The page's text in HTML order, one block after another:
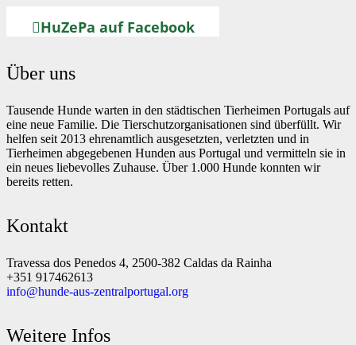
HuZePa auf Facebook
Über uns
Tausende Hunde warten in den städtischen Tierheimen Portugals auf
eine neue Familie. Die Tierschutzorganisationen sind überfüllt. Wir
helfen seit 2013 ehrenamtlich ausgesetzten, verletzten und in
Tierheimen abgegebenen Hunden aus Portugal und vermitteln sie in
ein neues liebevolles Zuhause. Über 1.000 Hunde konnten wir
bereits retten.
Kontakt
Travessa dos Penedos 4, 2500-382 Caldas da Rainha
+351 917462613
info@hunde-aus-zentralportugal.org
Weitere Infos